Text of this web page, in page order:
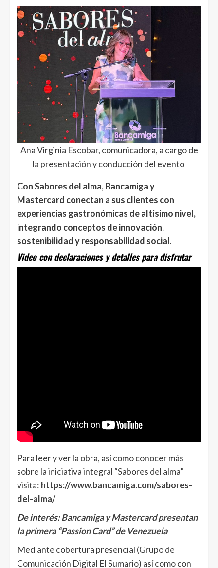
Ana Virginia Escobar, comunicadora, a cargo de
la presentación y conducción del evento
Con Sabores del alma, Bancamiga y
Mastercard conectan a sus clientes con
experiencias gastronómicas de altísimo nivel,
integrando conceptos de innovación,
sostenibilidad y responsabilidad social.
Video con declaraciones y detalles para disfrutar
Para leer y ver la obra, así como conocer más
sobre la iniciativa integral “Sabores del alma”
visita: https://www.bancamiga.com/sabores-
del-alma/
De interés:Bancamiga y Mastercard presentan
la primera “Passion Card” de Venezuela
Mediante cobertura presencial (Grupo de
Comunicación Digital El Sumario) así como con